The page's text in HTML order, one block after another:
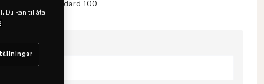
• Oeko-Tex standard 100
Välj storlek
140x120
Du kan tillåta